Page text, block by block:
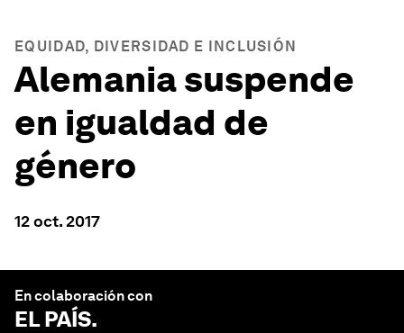
EQUIDAD, DIVERSIDAD E INCLUSIÓN
Alemania suspende
en igualdad de
género
12 oct. 2017
En colaboración con
EL PAÍS.